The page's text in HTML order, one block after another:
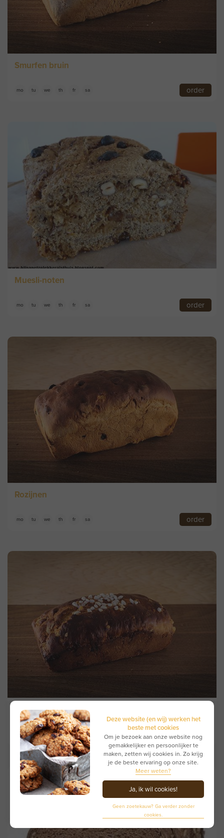
Smurfen bruin
mo tu we th fr sa order
Muesli-noten
mo tu we th fr sa order
Rozijnen
mo tu we th fr sa order
Suikerbrood
mo tu we th fr sa order
Deze website (en wij) werken het
beste met cookies
Om je bezoek aan onze website nog
gemakkelijker en persoonlijker te
maken, zetten wij cookies in. Zo krijg
je de beste ervaring op onze site.
Meer weten?
Ja, ik wil cookies!
Geen zoetekauw? Ga verder zonder
cookies.